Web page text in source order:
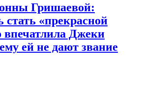
Гришаевой:
стать «прекрасной
впечатлила Джеки
ей не дают звание